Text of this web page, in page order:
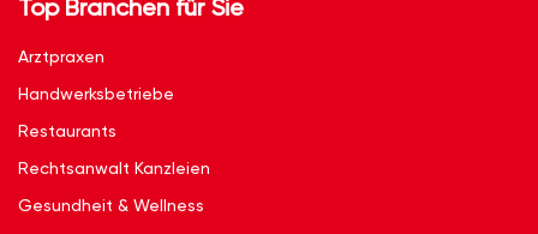
Top Branchen für Sie
Arztpraxen
Handwerksbetriebe
Restaurants
Rechtsanwalt Kanzleien
Gesundheit & Wellness